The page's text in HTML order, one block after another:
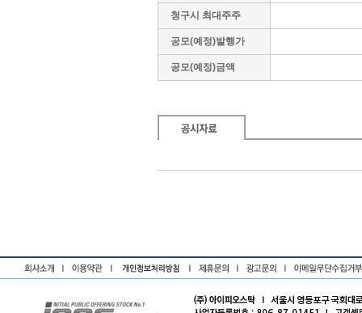
청구시 최대주주
공모(예정)발행가
공모(예정)금액